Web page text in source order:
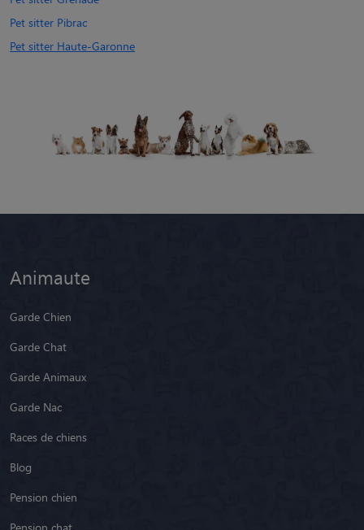
Pet sitter Pibrac
Pet sitter Haute-Garonne
Animaute
Garde Chien
Garde Chat
Garde Animaux
Garde Nac
Races de chiens
Blog
Pension chien